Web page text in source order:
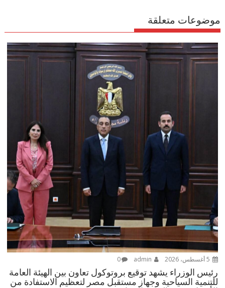
موضوعات متعلقة
0
رئيس الوزراء يشهد توقيع بروتوكول تعاون بين الهيئة العامة
للتنمية السياحية وجهاز مستقبل مصر لتعظيم الاستفادة من